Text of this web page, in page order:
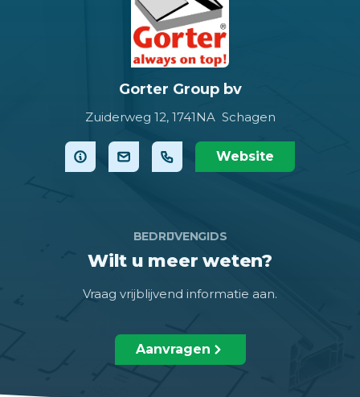
Gorter Group bv
Zuiderweg 12, 1741NA Schagen
Website
BEDRIJVENGIDS
Wilt u meer weten?
Vraag vrijblijvend informatie aan.
Aanvragen